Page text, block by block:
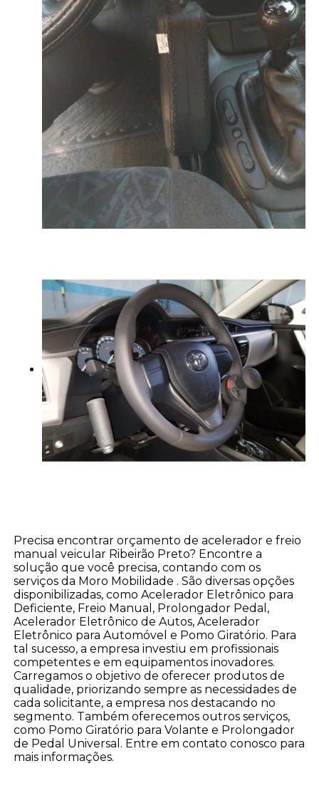
Precisa encontrar orçamento de acelerador e freio
manual veicular Ribeirão Preto? Encontre a
solução que você precisa, contando com os
serviços da Moro Mobilidade . São diversas opções
disponibilizadas, como Acelerador Eletrônico para
Deficiente, Freio Manual, Prolongador Pedal,
Acelerador Eletrônico de Autos, Acelerador
Eletrônico para Automóvel e Pomo Giratório. Para
tal sucesso, a empresa investiu em profissionais
competentes e em equipamentos inovadores.
Carregamos o objetivo de oferecer produtos de
qualidade, priorizando sempre as necessidades de
cada solicitante, a empresa nos destacando no
segmento. Também oferecemos outros serviços,
como Pomo Giratório para Volante e Prolongador
de Pedal Universal. Entre em contato conosco para
mais informações.